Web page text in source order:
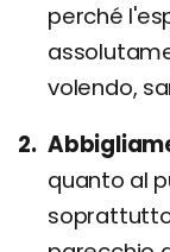
perché
volendo,
quanto al